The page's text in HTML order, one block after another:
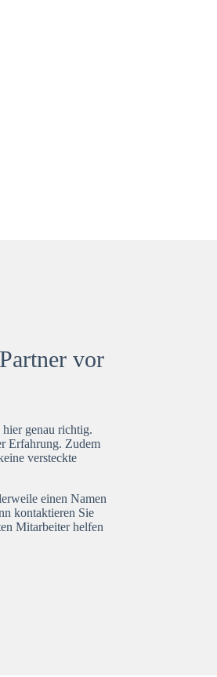
vor
hier genau richtig.
Erfahrung. Zudem
versteckte
einen Namen
kontaktieren Sie
Mitarbeiter helfen